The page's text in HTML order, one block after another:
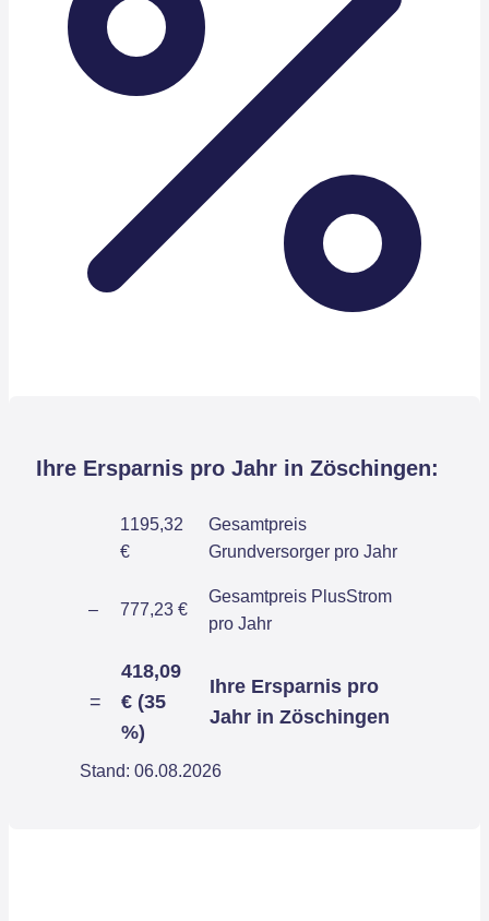
Ihre Ersparnis pro Jahr in Zöschingen:
1195,32
€
Gesamtpreis
Grundversorger pro Jahr
– 777,23 €
Gesamtpreis PlusStrom
pro Jahr
=
418,09
€ (35
%)
Ihre Ersparnis pro
Jahr in Zöschingen
Stand: 06.08.2026